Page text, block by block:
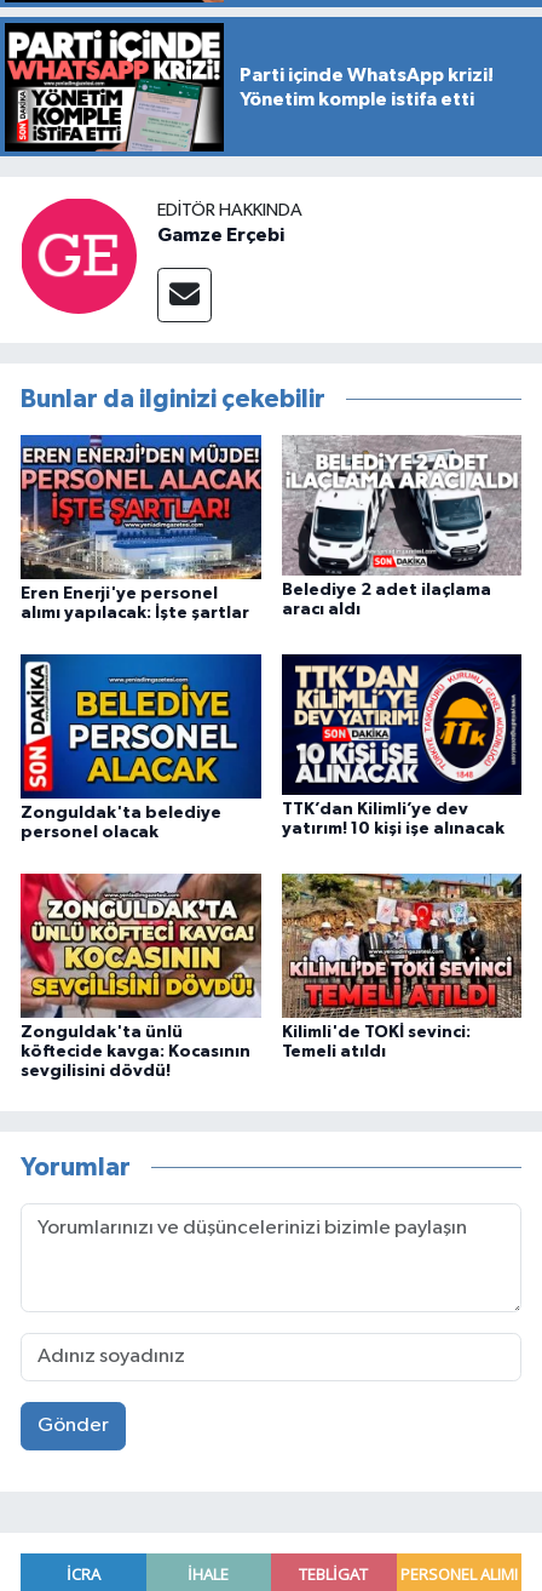
Parti içinde WhatsApp krizi!
Yönetim komple istifa etti
EDITÖR HAKKINDA
Gamze Erçebi
Bunlar da ilginizi çekebilir
Eren Enerji'ye personel
alımı yapılacak: İşte şartlar
Belediye 2 adet ilaçlama
aracı aldı
Zonguldak'ta belediye
personel olacak
TTK’dan Kilimli’ye dev
yatırım! 10 kişi işe alınacak
Zonguldak'ta ünlü
köftecide kavga: Kocasının
sevgilisini dövdü!
Kilimli'de TOKİ sevinci:
Temeli atıldı
Yorumlar
Gönder